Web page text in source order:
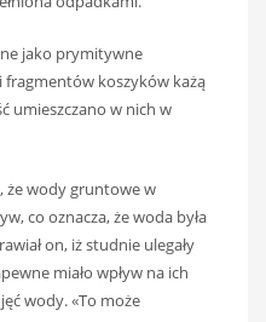
jako prymitywne
fragmentów koszyków każą
umieszczano w nich w
że wody gruntowe w
co oznacza, że woda była
on, iż studnie ulegały
miało wpływ na ich
wody. «To może